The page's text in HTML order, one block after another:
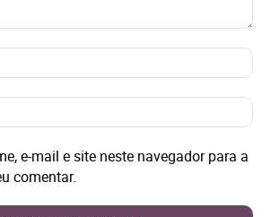
E-
e-mail e site neste navegador para a
comentar.